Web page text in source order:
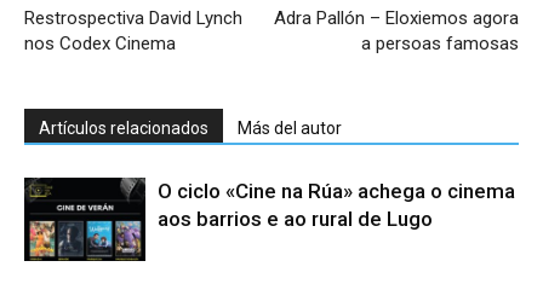
Restrospectiva David Lynch
nos Codex Cinema
Adra Pallón – Eloxiemos agora
a persoas famosas
Artículos relacionados Más del autor
O ciclo «Cine na Rúa» achega o cinema
aos barrios e ao rural de Lugo